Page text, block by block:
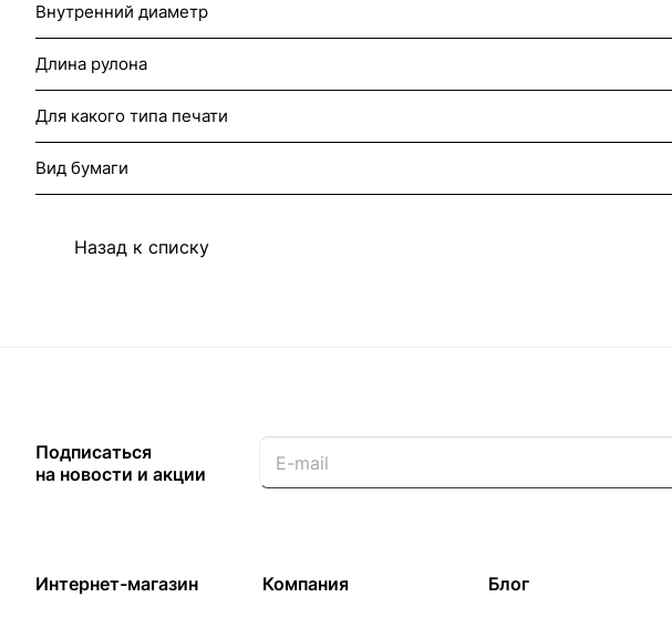
Внутренний диаметр
Длина рулона
Для какого типа печати
Вид бумаги
Назад к списку
Подписаться
на новости и акции
Интернет-магазин Компания Блог